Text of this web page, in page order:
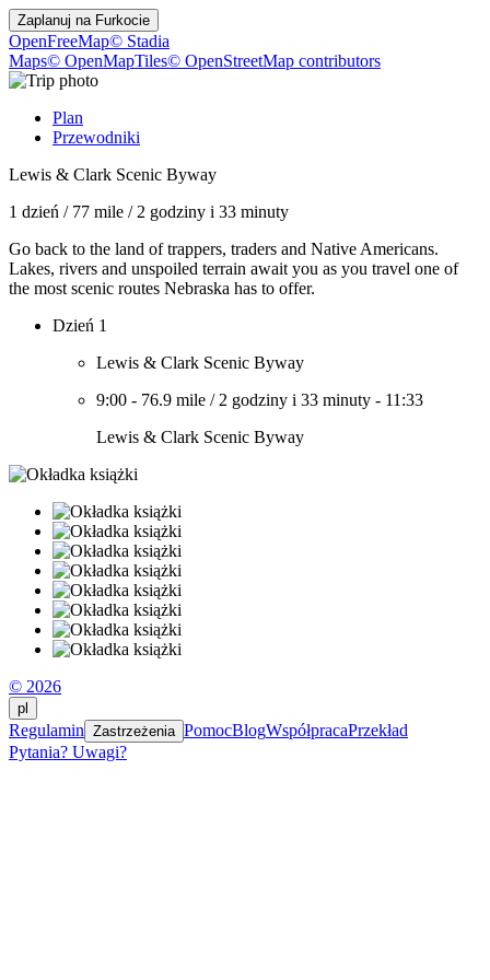
Zaplanuj na Furkocie
OpenFreeMap© Stadia
Maps© OpenMapTiles© OpenStreetMap contributors
Plan
Przewodniki
Lewis & Clark Scenic Byway
1 dzień / 77 mile / 2 godziny i 33 minuty
Go back to the land of trappers, traders and Native Americans.
Lakes, rivers and unspoiled terrain await you as you travel one of
the most scenic routes Nebraska has to offer.
Dzień 1
Lewis & Clark Scenic Byway
9:00 - 76.9 mile / 2 godziny i 33 minuty - 11:33
Lewis & Clark Scenic Byway
© 2026
pl
Regulamin Zastrzeżenia PomocBlogWspółpracaPrzekład
Pytania? Uwagi?